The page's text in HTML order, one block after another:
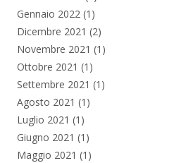
Gennaio 2022 (1)
Dicembre 2021 (2)
Novembre 2021 (1)
Ottobre 2021 (1)
Settembre 2021 (1)
Agosto 2021 (1)
Luglio 2021 (1)
Giugno 2021 (1)
Maggio 2021 (1)